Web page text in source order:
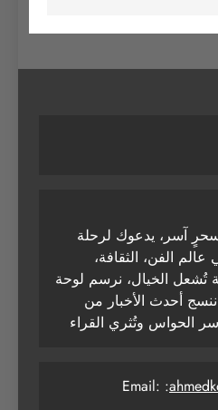
آسر، يدعوك لرحلة
عالم الفن، الثقافة،
تُشعل الخيال، نرسم لوحة
ننسج أحدث الأخبار من
الحواس وتُثري القراء
Email: :